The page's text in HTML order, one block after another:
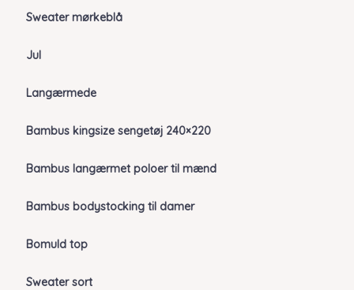
Sweater mørkeblå
Jul
Langærmede
Bambus kingsize sengetøj 240×220
Bambus langærmet poloer til mænd
Bambus bodystocking til damer
Bomuld top
Sweater sort